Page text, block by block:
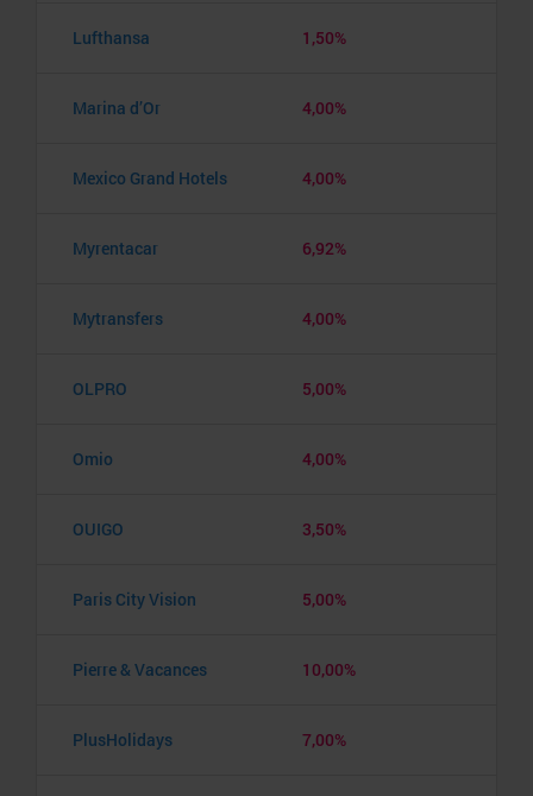
Lufthansa 1,50%
Marina d’Or 4,00%
Mexico Grand Hotels 4,00%
Myrentacar 6,92%
Mytransfers 4,00%
OLPRO 5,00%
Omio 4,00%
OUIGO 3,50%
Paris City Vision 5,00%
Pierre & Vacances 10,00%
PlusHolidays 7,00%